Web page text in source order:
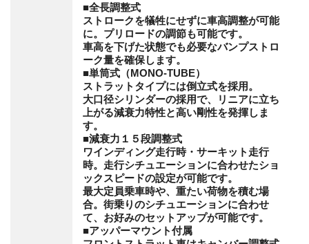
■全長調整式
ストロークを犠牲にせずに車高調整が可能
に。プリロードの調節も可能です。
車高を下げた状態でも必要なバンプストロ
ーク量を確保します。
■単筒式（MONO-TUBE）
ストラットタイプには倒立式を採用。
大口径シリンダーの採用で、リニアに立ち
上がる減衰力特性と高い剛性を発揮しま
す。
■減衰力１５段調整式
ワインディング走行時・サーキット走行
時。走行シチュエーションに合わせたショ
ックスピードの設定が可能です。
最大定員乗車時や、重たい荷物を積む場
合。街乗りのシチュエーションに合わせ
て、お好みのセットアップが可能です。
■アッパーマウント付属